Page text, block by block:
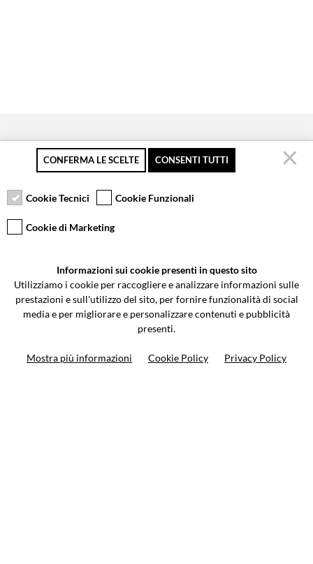
Pagamento sicuro
Resi gratuiti fino a 30
Servizio clienti
Via Galileo Galilei 5 | Verano Brianza (MB) 20843 | ITALY
0362-805407-info@valtermoto.com
CONFERMA LE SCELTE CONSENTI TUTTI
Cookie Tecnici Cookie Funzionali
Cookie di Marketing
Informazioni sui cookie presenti in questo sito
Utilizziamo i cookie per raccogliere e analizzare informazioni sulle
prestazioni e sull'utilizzo del sito, per fornire funzionalità di social
media e per migliorare e personalizzare contenuti e pubblicità
presenti.
Mostra più informazioni Cookie Policy Privacy Policy